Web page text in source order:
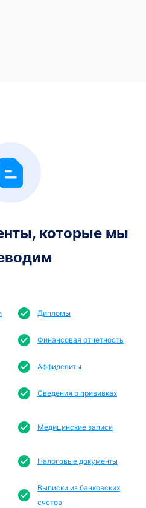
которые мы
Дипломы
Финансовая отчетность
Аффидевиты
Сведения о прививках
Медицинские записи
Налоговые документы
Выписки из банковских
счетов